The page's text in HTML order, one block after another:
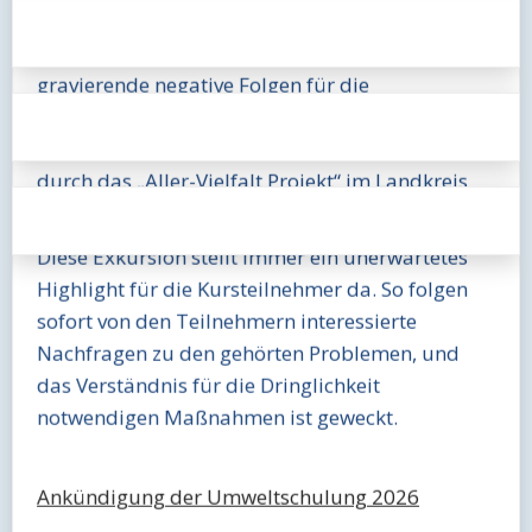
gravierende negative Folgen für die
durch das „Aller-Vielfalt Projekt“ im Landkreis
Diese Exkursion stellt immer ein unerwartetes
Highlight für die Kursteilnehmer da. So folgen
sofort von den Teilnehmern interessierte
Nachfragen zu den gehörten Problemen, und
das Verständnis für die Dringlichkeit
notwendigen Maßnahmen ist geweckt.
Ankündigung der Umweltschulung 2026